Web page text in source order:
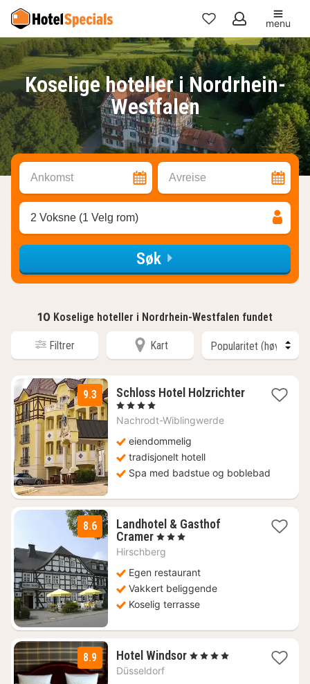
Mine
favoritter
menu
Koselige hoteller i Nordrhein-
Westfalen
Ankomst Avreise
2 Voksne (1 Velg rom)
Søk
10 Koselige hoteller i Nordrhein-Westfalen fundet
Filtrer Kart
9.3
Schloss Hotel Holzrichter
1
natt
2408
kr.
, 4 Stjerner
Nachrodt-Wiblingwerde
eiendommelig
tradisjonelt hotell
Spa med badstue og boblebad
8.6
Landhotel & Gasthof
Cramer1
natt
fra
1268
kr.
, 3 Stjerner
Hirschberg
Egen restaurant
Vakkert beliggende
Koselig terrasse
8.9 Hotel Windsor1
, 4 Stjerner
Düsseldorf